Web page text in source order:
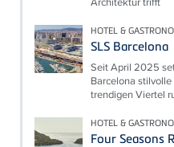
HOTEL &
SLS Barcelona
Seit April 2025
Barcelona
trendigen Viertel
HOTEL &
Four Seasons